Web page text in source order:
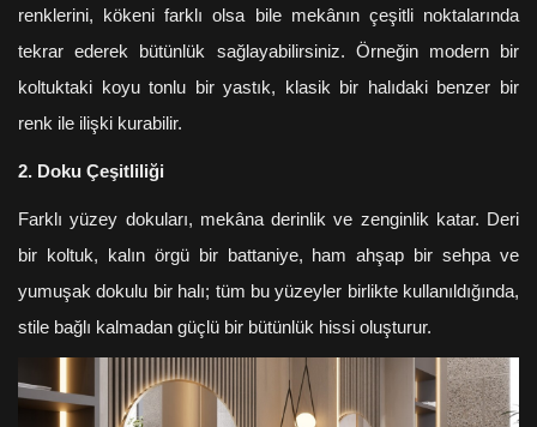
renklerini, kökeni farklı olsa bile mekânın çeşitli noktalarında
tekrar ederek bütünlük sağlayabilirsiniz. Örneğin modern bir
koltuktaki koyu tonlu bir yastık, klasik bir halıdaki benzer bir
renk ile ilişki kurabilir.
2. Doku Çeşitliliği
Farklı yüzey dokuları, mekâna derinlik ve zenginlik katar. Deri
bir koltuk, kalın örgü bir battaniye, ham ahşap bir sehpa ve
yumuşak dokulu bir halı; tüm bu yüzeyler birlikte kullanıldığında,
stile bağlı kalmadan güçlü bir bütünlük hissi oluşturur.